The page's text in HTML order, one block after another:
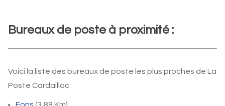
Bureaux de poste à proximité :
Voici la liste des bureaux de poste les plus proches de La
Poste Cardaillac